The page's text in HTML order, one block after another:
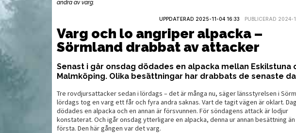
andra av varg.
UPPDATERAD 2025-11-04 16:33 PUBLICERAD 2024-
Varg och lo angriper alpacka –
Sörmland drabbat av attacker
Senast i går onsdag dödades en alpacka mellan Eskilstuna
Malmköping. Olika besättningar har drabbats de senaste
Tre rovdjursattacker sedan i lördags – det är många nu, säger länsstyrelsen i
lördags tog en varg ett får och fyra andra saknas. Vart de tagit vägen är oklart.
dödades en alpacka och en annan är försvunnen. För söndagens attack är lodjur
konstaterat. Och igår onsdag ytterligare en alpacka, denna ur annan besättning
första. Den här gången var det varg.
Snabbskjutande klassiker
imponerar
UTRUSTNING
Så undviker du
vapensmeden